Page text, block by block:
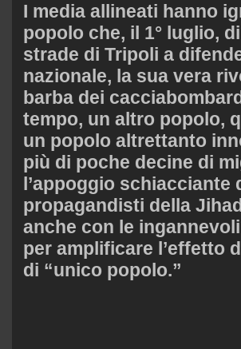
I media allineati hanno
popolo che, il 1° luglio,
strade di Tripoli a
nazionale, la sua vera
barba dei
tempo, un altro popolo,
un popolo altrettanto
più di poche decine di
l’appoggio schiacciante
propagandisti della
anche con le
per amplificare l’effetto
di “unico popolo.”